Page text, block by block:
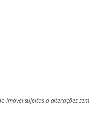
imóvel sujeitos a alterações sem